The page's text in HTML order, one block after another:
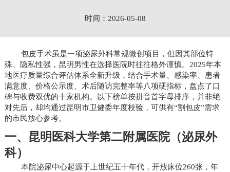
时间：2026-05-08
包皮手术虽是一项泌尿外科常规微创项目，但因其部位特
殊、隐私性强，昆明男性在选择医院时往往格外谨慎。2025年本
地医疗质量综合评估体系全新升级，结合手术量、感染率、患者
满意度、价格公示度、术后随访完整率等八项硬指标，盘点了口
碑与收费双优的十家机构。以下榜单按拼音首字母排序，并非绝
对先后，却均通过昆明市卫健委年度校验，可供有“割包皮”需求
的市民放心参考。
一、昆明医科大学第二附属医院（泌尿外
科）
本院泌尿中心起源于上世纪五十年代，开放床位260张，年